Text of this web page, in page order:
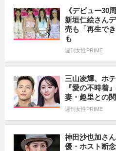
《デビュー30
新垣仁絵さん
売も「再生で
も
週刊女性PRIME
三山凌輝、ホ
『愛の不時着
妻・趣里との
週刊女性PRIME
神田沙也加さ
優・ホスト断